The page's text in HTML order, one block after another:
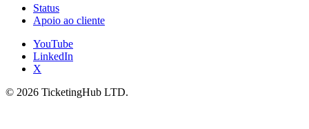
Status
Apoio ao cliente
YouTube
LinkedIn
X
© 2026 TicketingHub LTD.